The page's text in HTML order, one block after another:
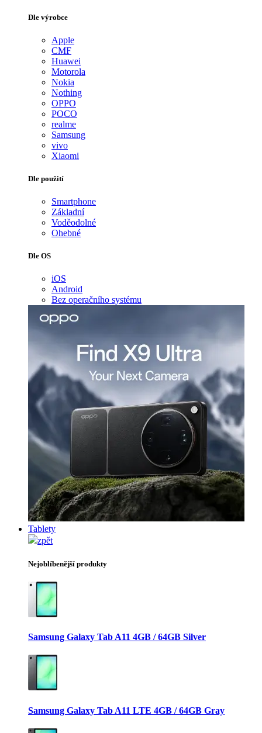
Dle výrobce
Apple
CMF
Huawei
Motorola
Nokia
Nothing
OPPO
POCO
realme
Samsung
vivo
Xiaomi
Dle použití
Smartphone
Základní
Voděodolné
Ohebné
Dle OS
iOS
Android
Bez operačního systému
Tablety
zpět
Nejoblíbenější produkty
Samsung Galaxy Tab A11 4GB / 64GB Silver
Samsung Galaxy Tab A11 LTE 4GB / 64GB Gray